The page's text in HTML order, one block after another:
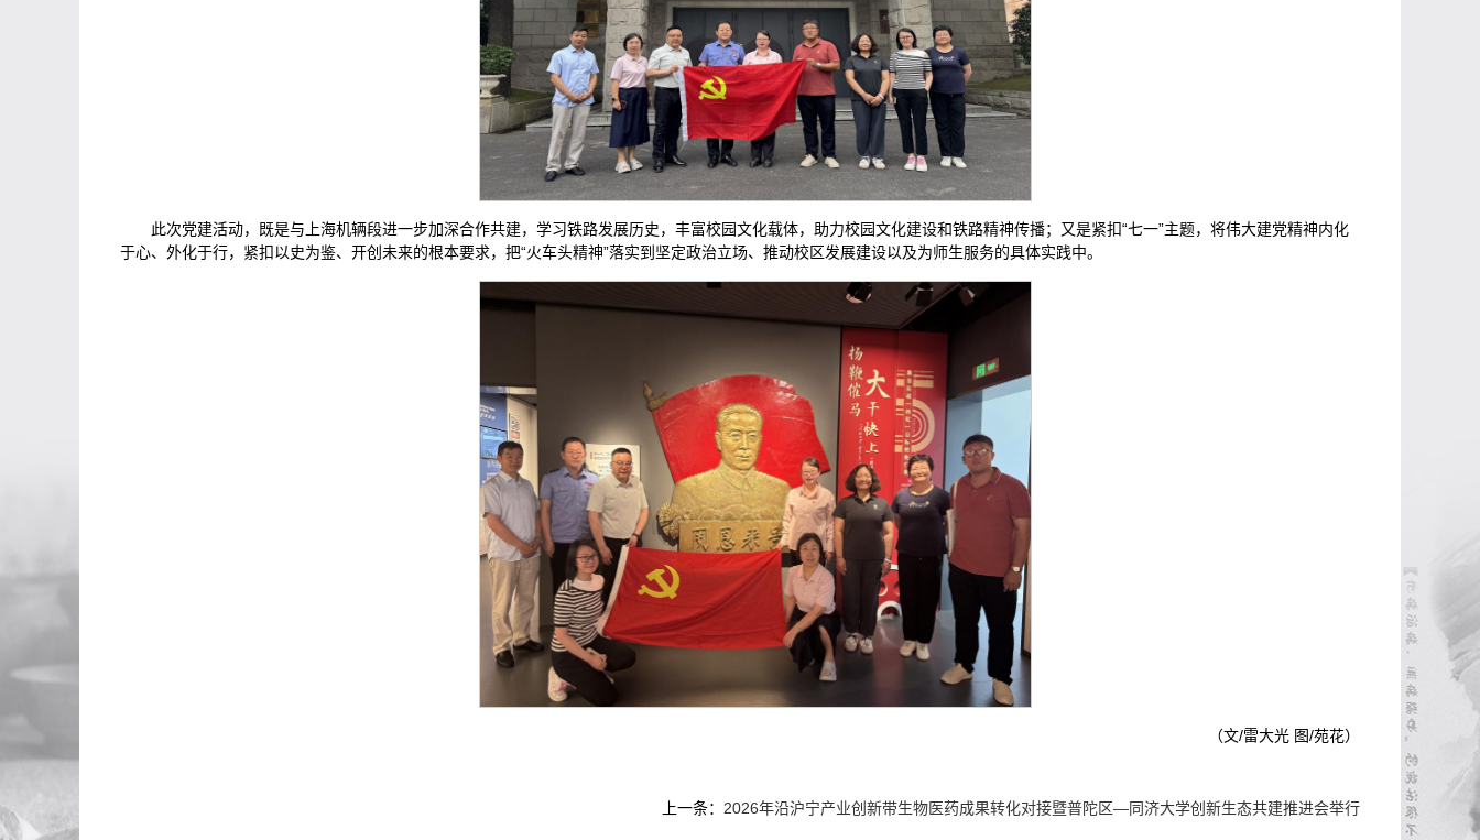
此次党建活动，既是与上海机辆段进一步加深合作共建，学习铁路发展历史，丰富校园文化载体，助力校园文化建设和铁路精神传播；又是紧扣“七一”主题，将伟大建党精神‌内化
于心、外化于行，紧扣‌以史为鉴、开创未来‌的根本要求，把“火车头精神”落实到坚定政治立场、推动校区发展建设以及为师生服务的具体实践中。
（文/雷大光 图/苑花）
上一条： 2026年沿沪宁产业创新带生物医药成果转化对接暨普陀区—同济大学创新生态共建推进会举行